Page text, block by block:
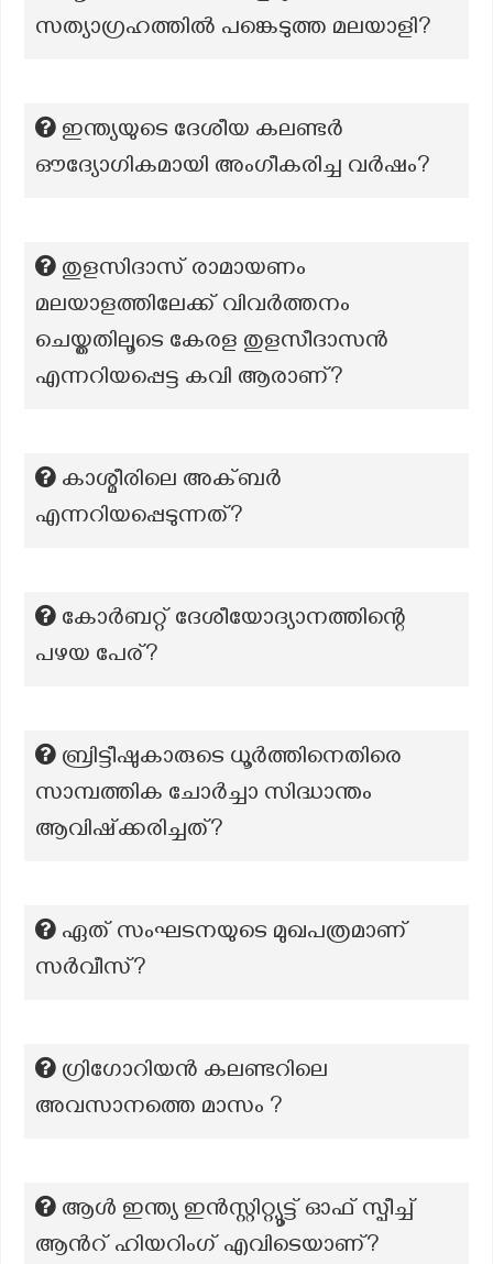
സത്യാഗ്രഹത്തിൽ പങ്കെടുത്ത മലയാളി?
ഇന്ത്യയുടെ ദേശീയ കലണ്ടർ
ഔദ്യോഗികമായി അംഗീകരിച്ച വർഷം?
തുളസിദാസ് രാമായണം
മലയാളത്തിലേക്ക് വിവർത്തനം
ചെയ്തതിലൂടെ കേരള തുളസീദാസൻ
എന്നറിയപ്പെട്ട കവി ആരാണ്?
കാശ്മീരിലെ അക്ബർ
എന്നറിയപ്പെടുന്നത്?
കോർബറ്റ് ദേശീയോദ്യാനത്തിന്റെ
പഴയ പേര്?
ബ്രിട്ടീഷുകാരുടെ ധൂർത്തിനെതിരെ
സാമ്പത്തിക ചോർച്ചാ സിദ്ധാന്തം
ആവിഷ്ക്കരിച്ചത്?
ഏത് സംഘടനയുടെ മുഖപത്രമാണ്
സർവീസ്?
ഗ്രിഗോറിയൻ കലണ്ടറിലെ
അവസാനത്തെ മാസം ?
ആൾ ഇന്ത്യ ഇൻസ്റ്റിറ്റ്യൂട്ട് ഓഫ് സ്പീച്ച്
ആൻറ് ഹിയറിംഗ് എവിടെയാണ്?